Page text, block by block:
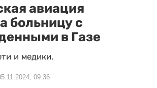
авиация
больницу с
в Газе
и медики.
09:36